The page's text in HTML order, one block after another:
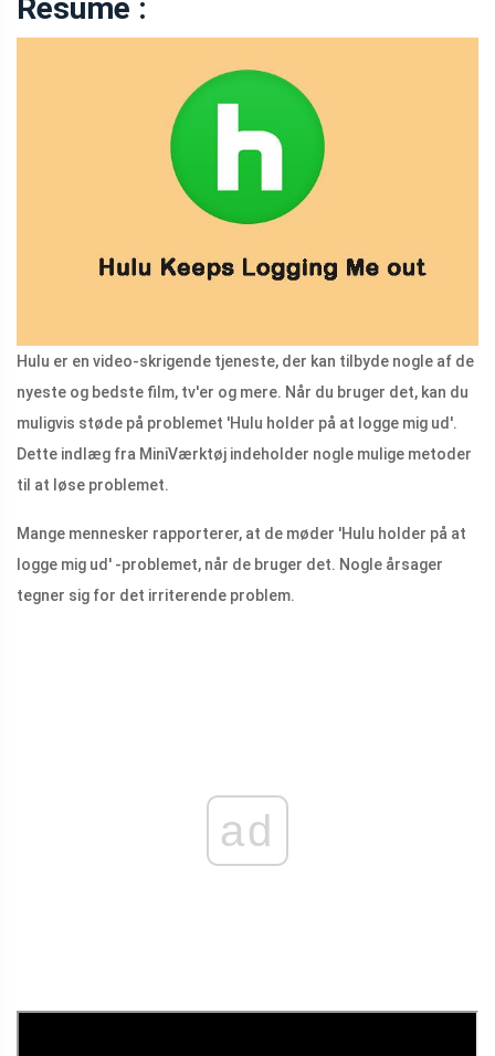
Resumé :
Hulu er en video-skrigende tjeneste, der kan tilbyde nogle af de
nyeste og bedste film, tv'er og mere. Når du bruger det, kan du
muligvis støde på problemet 'Hulu holder på at logge mig ud'.
Dette indlæg fra MiniVærktøj indeholder nogle mulige metoder
til at løse problemet.
Mange mennesker rapporterer, at de møder 'Hulu holder på at
logge mig ud' -problemet, når de bruger det. Nogle årsager
tegner sig for det irriterende problem.
ad